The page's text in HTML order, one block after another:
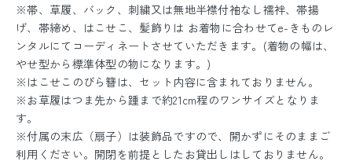
※帯、草履、バック、刺繍又は無地半襟付袖なし襦袢、帯揚
げ、帯締め、はこせこ、髪飾りは お着物に合わせてe-きものレ
ンタルにてコーディネートさせていただきます。(着物の幅は、
やせ型から標準体型の物になります。)
※はこせこのびら簪は、セット内容に含まれておりません。
※お草履はつま先から踵まで約21cm程のワンサイズとなりま
す。
※付属の末広（扇子）は装飾品ですので、開かずにそのままご
利用ください。開閉を前提としたお貸出しはしておりません。